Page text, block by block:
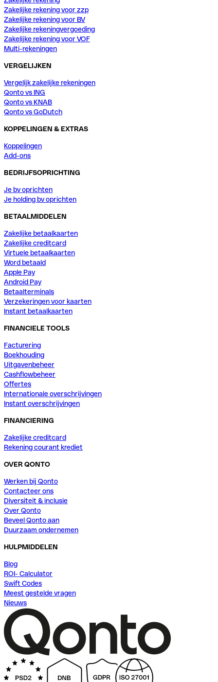
Zakelijke rekening voor zzp
Zakelijke rekening voor BV
Zakelijke rekeningvergoeding
Zakelijke rekening voor VOF
Multi-rekeningen
VERGELIJKEN
Vergelijk zakelijke rekeningen
Qonto vs ING
Qonto vs KNAB
Qonto vs GoDutch
KOPPELINGEN & EXTRAS
Koppelingen
Add-ons
BEDRIJFSOPRICHTING
Je bv oprichten
Je holding bv oprichten
BETAALMIDDELEN
Zakelijke betaalkaarten
Zakelijke creditcard
Virtuele betaalkaarten
Word betaald
Apple Pay
Android Pay
Betaalterminals
Verzekeringen voor kaarten
Instant betaalkaarten
FINANCIELE TOOLS
Facturering
Boekhouding
Uitgavenbeheer
Cashflowbeheer
Offertes
Internationale overschrijvingen
Instant overschrijvingen
FINANCIERING
Zakelijke creditcard
Rekening courant krediet
OVER QONTO
Werken bij Qonto
Contacteer ons
Diversiteit & inclusie
Over Qonto
Beveel Qonto aan
Duurzaam ondernemen
HULPMIDDELEN
Blog
ROI- Calculator
Swift Codes
Meest gestelde vragen
Nieuws